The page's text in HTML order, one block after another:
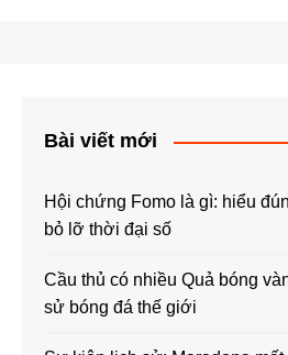
Bài viết mới
Hội chứng Fomo là gì: hiểu
bỏ lỡ thời đại số
Cầu thủ có nhiều Quả bóng
sử bóng đá thế giới